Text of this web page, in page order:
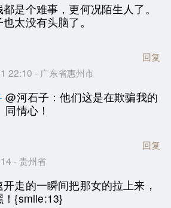
是个难事，更何况陌生人了。
太没有头脑了。
22:10 - 广东省惠州市
回复
@河石子：他们这是在欺骗我的
同情心！
- 贵州省
回复
走的一瞬间把那女的拉上来，
{smile:13}